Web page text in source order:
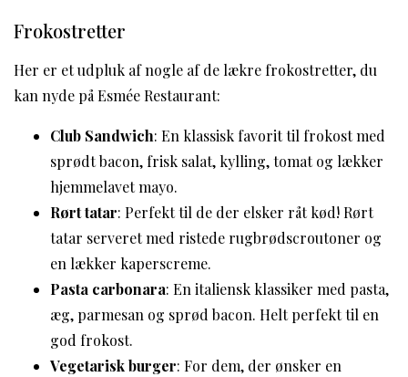
Frokostretter
Her er et udpluk af nogle af de lækre frokostretter, du
kan nyde på Esmée Restaurant:
Club Sandwich: En klassisk favorit til frokost med
sprødt bacon, frisk salat, kylling, tomat og lækker
hjemmelavet mayo.
Rørt tatar: Perfekt til de der elsker råt kød! Rørt
tatar serveret med ristede rugbrødscroutoner og
en lækker kaperscreme.
Pasta carbonara: En italiensk klassiker med pasta,
æg, parmesan og sprød bacon. Helt perfekt til en
god frokost.
Vegetarisk burger: For dem, der ønsker en